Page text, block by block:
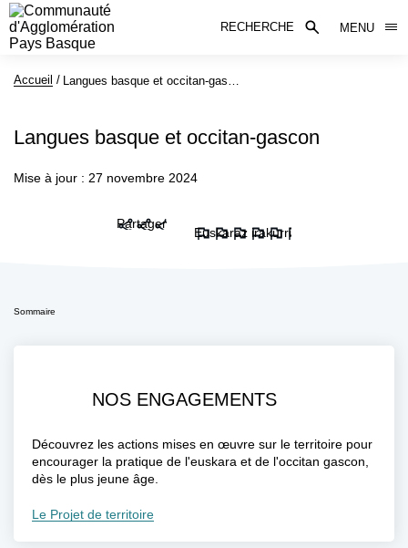
RECHERCHE MENU
Accueil Page active :
Langues basque et occitan-gascon
Langues basque et occitan-gascon
Mise à jour : 27 novembre 2024
Partager
Euskaraz irakurri
Sommaire
NOS ENGAGEMENTS
Découvrez les actions mises en œuvre sur le territoire pour
encourager la pratique de l'euskara et de l'occitan gascon,
dès le plus jeune âge.
Le Projet de territoire